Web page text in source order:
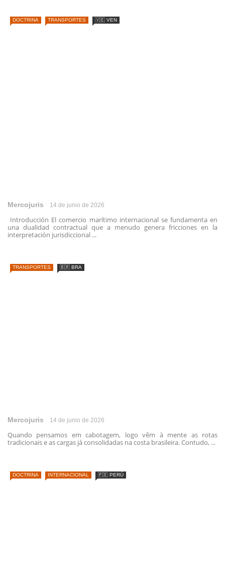
DOCTRINA TRANSPORTES 🇻🇪 VEN
Mercojuris 14 de junio de 2026
Introducción El comercio marítimo internacional se fundamenta en
una dualidad contractual que a menudo genera fricciones en la
interpretación jurisdiccional ...
TRANSPORTES 🇧🇷 BRA
Mercojuris 14 de junio de 2026
Quando pensamos em cabotagem, logo vêm à mente as rotas
tradicionais e as cargas já consolidadas na costa brasileira. Contudo, ...
DOCTRINA INTERNACIONAL 🇵🇪 PERÚ